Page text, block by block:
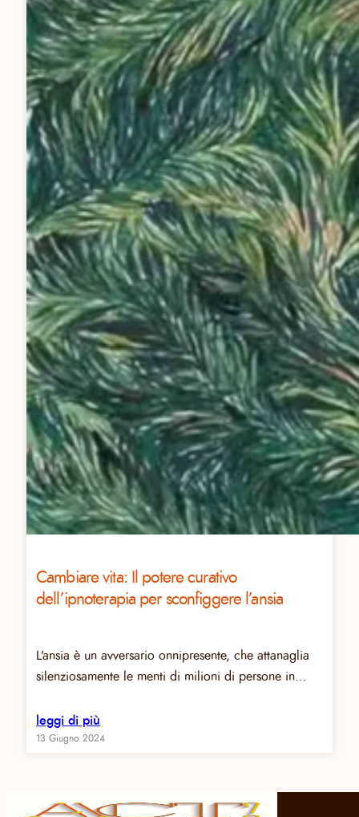
Cambiare vita: Il potere curativo
dell’ipnoterapia per sconfiggere l’ansia
L’ansia è un avversario onnipresente, che attanaglia
silenziosamente le menti di milioni di persone in…
leggi di più
13 Giugno 2024